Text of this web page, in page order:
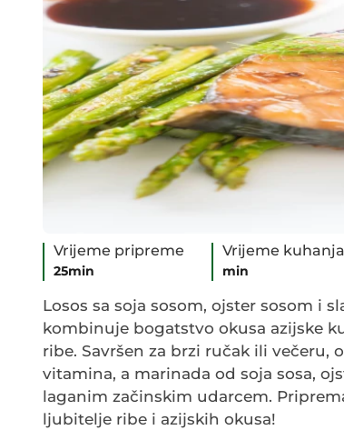
Vrijeme pripreme
25min
Vrijeme kuhanja
min
Losos sa soja sosom, ojster sosom i
kombinuje bogatstvo okusa azijske
ribe. Savršen za brzi ručak ili večeru,
vitamina, a marinada od soja sosa,
laganim začinskim udarcem.
ljubitelje ribe i azijskih okusa!